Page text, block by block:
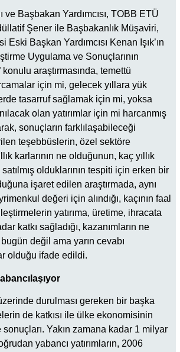
ve Başbakan Yardımcısı, TOBB ETÜ
Şener ile Başbakanlık Müşaviri,
Başkan Yardımcısı Kenan Işık’ın
Uygulama ve Sonuçlarının
araştırmasında, temettü
için mi, gelecek yıllara yük
tasarruf sağlamak için mi, yoksa
olan yatırımlar için mi harcanmış
sonuçların farklılaşabileceği
teşebbüslerin, özel sektöre
karlarının ne olduğunun, kaç yıllık
satılmış olduklarının tespiti için erken bir
işaret edilen araştırmada, aynı
değeri için alındığı, kaçının faal
yatırıma, üretime, ihracata
katkı sağladığı, kazanımların ne
değil ama yarın cevabı
olduğu ifade edildi.
durulması gereken bir başka
de katkısı ile ülke ekonomisinin
sonuçları. Yakın zamana kadar 1 milyar
yabancı yatırımların, 2006